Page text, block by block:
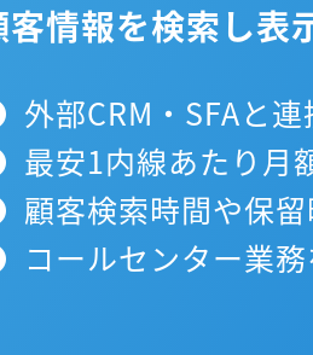
客情報を検索し表
外部CRM・SFAと
最安1内線あたり月
顧客検索時間や保
コールセンター業